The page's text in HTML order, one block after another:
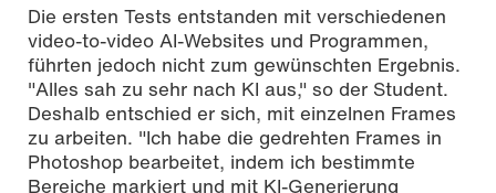
Die ersten Tests entstanden mit verschiedenen
video-to-video AI-Websites und Programmen,
führten jedoch nicht zum gewünschten Ergebnis.
"Alles sah zu sehr nach KI aus," so der Student.
Deshalb entschied er sich, mit einzelnen Frames
zu arbeiten. "Ich habe die gedrehten Frames in
Photoshop bearbeitet, indem ich bestimmte
Bereiche markiert und mit KI-Generierung